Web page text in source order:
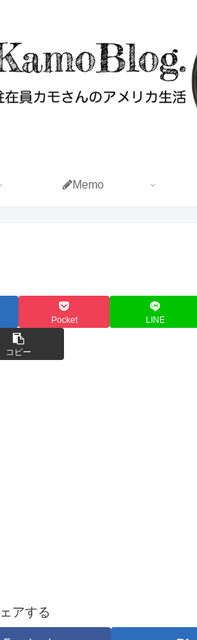
Memo
Pocket LINE
コピー
アする